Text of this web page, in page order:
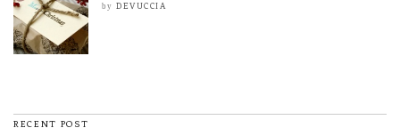
by DEVUCCIA
RECENT POST